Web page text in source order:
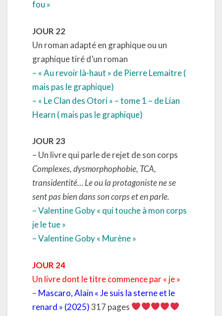
fou »
JOUR 22
Un roman adapté en graphique ou un
graphique tiré d’un roman
– « Au revoir là-haut » de Pierre Lemaitre (
mais pas le graphique)
– « Le Clan des Otori » – tome 1 – de Lian
Hearn ( mais pas le graphique)
JOUR 23
– Un livre qui parle de rejet de son corps
Complexes, dysmorphophobie, TCA,
transidentité… Le ou la protagoniste ne se
sent pas bien dans son corps et en parle.
– Valentine Goby « qui touche à mon corps
je le tue »
– Valentine Goby « Murène »
JOUR 24
Un livre dont le titre commence par « je »
– Mascaro, Alain « Je suis la sterne et le
renard » (2025)317 pages